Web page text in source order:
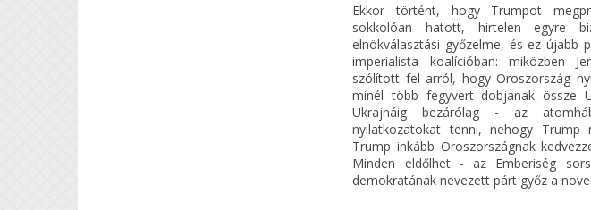
Ekkor történt, hogy Trumpot
sokkolóan hatott, hirtelen egyre
elnökválasztási győzelme, és ez
imperialista koalícióban: miközben
szólított fel arról, hogy Oroszország
minél több fegyvert dobjanak össze
Ukrajnáig bezárólag - az
nyilatkozatokat tenni, nehogy Trump
Trump inkább Oroszországnak
Minden eldőlhet - az Emberiség
demokratának nevezett párt győz a